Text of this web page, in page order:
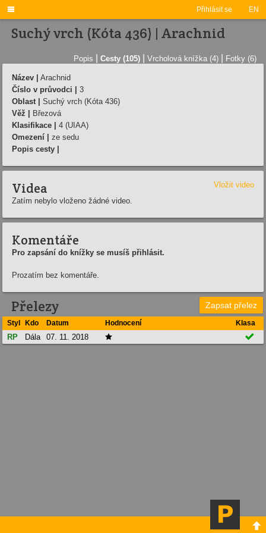
Přihlásit se EN

Suchý vrch (Kóta 436) | Arachnid
Popis Cesty (105) Vrcholová knížka (4) Fotky (6)
Název |
Arachnid
Číslo v průvodci |
3
Oblast |
Suchý vrch (Kóta 436)
Věž |
Březová
Klasifikace |
4 (UIAA)
Omezení |
ze sedu
Popis cesty |
Videa
Vložit video
Zatím nebylo vloženo žádné video.
Komentáře
Pro zapsání do knížky se musíš přihlásit.
Prozatím bez komentáře.
Přelezy Zapsat přelez
Styl Kdo Datum Hodnocení Klasa
RP Dála 07. 11. 2018  
